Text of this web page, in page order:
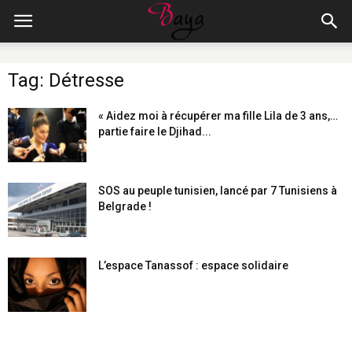
Tag: Détresse
« Aidez moi à récupérer ma fille Lila de 3 ans,…
partie faire le Djihad...
SOS au peuple tunisien, lancé par 7 Tunisiens à
Belgrade !
L’espace Tanassof : espace solidaire